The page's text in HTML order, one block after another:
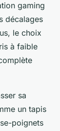
gaming
décalages
le choix
à faible
sa
un tapis
poignets